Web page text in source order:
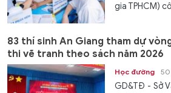
gia TPHCM)
83 thí sinh An Giang tham dự
thi vẽ tranh theo sách năm 2026
Học đường
GD&TĐ - Sở